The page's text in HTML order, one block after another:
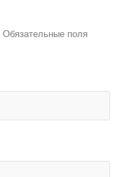
Обязательные поля